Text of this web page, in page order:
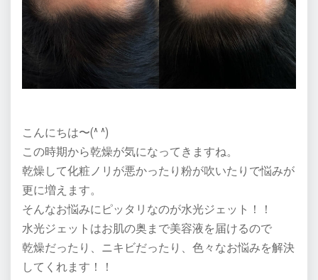
こんにちは〜(^ ^)
この時期から乾燥が気になってきますね。
乾燥して化粧ノリが悪かったり粉が吹いたりで悩みが
更に増えます。
そんなお悩みにピッタリなのが水光ジェット！！
水光ジェットはお肌の奥まで美容液を届けるので
乾燥だったり、ニキビだったり、色々なお悩みを解決
してくれます！！